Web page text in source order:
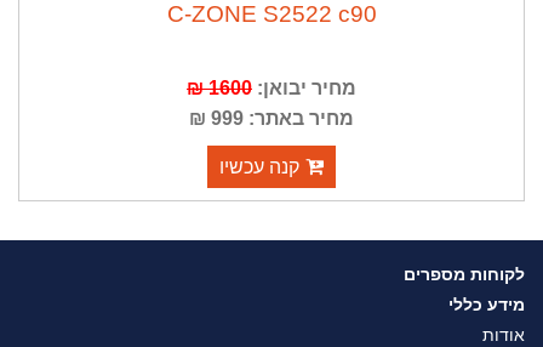
C-ZONE S2522 c90
מחיר יבואן:1600 ₪
מחיר באתר: 999 ₪
קנה עכשיו
לקוחות מספרים
מידע כללי
אודות